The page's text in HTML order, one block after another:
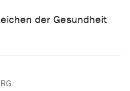
der Gesundheit